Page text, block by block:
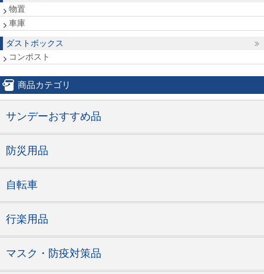
物置
車庫
ダストボックス
コンポスト
商品カテゴリ
サンデーおすすめ品
防災用品
自転車
行楽用品
マスク・防疫対策品